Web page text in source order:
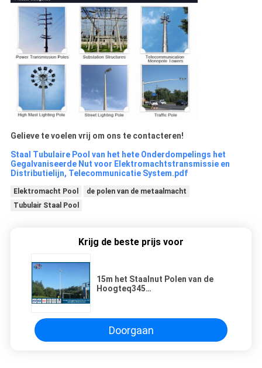
Gelieve te voelen vrij om ons te contacteren!
Staal Tubulaire Pool van het hete Onderdompelings het
Gegalvaniseerde Nut voor Elektromachtstransmissie en
Distributielijn, Telecommunicatie System.pdf
Elektromacht Pool
de polen van de metaalmacht
Tubulair Staal Pool
Krijg de beste prijs voor
15m het Staalnut Polen van de
Hoogteq345
Doorgaan